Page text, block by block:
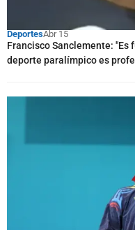
DeportesAbr 15
Francisco Sanclemente: "Es
deporte paralímpico es